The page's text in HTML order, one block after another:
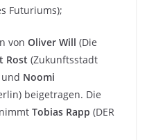
Futuriums);
von Oliver Will (Die
Rost (Zukunftsstadt
und Noomi
beigetragen. Die
Tobias Rapp (DER